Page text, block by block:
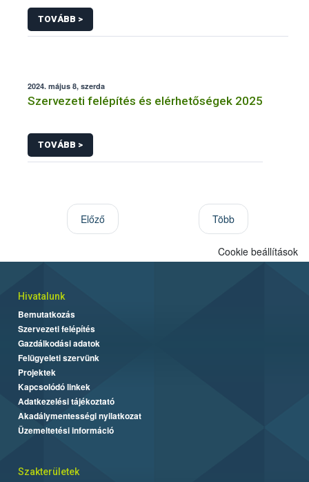
TOVÁBB >
2024. május 8, szerda
Szervezeti felépítés és elérhetőségek 2025
TOVÁBB >
Előző Több
Cookie beállítások
Hivatalunk
Bemutatkozás
Szervezeti felépítés
Gazdálkodási adatok
Felügyeleti szervünk
Projektek
Kapcsolódó linkek
Adatkezelési tájékoztató
Akadálymentességi nyilatkozat
Üzemeltetési információ
Szakterületek